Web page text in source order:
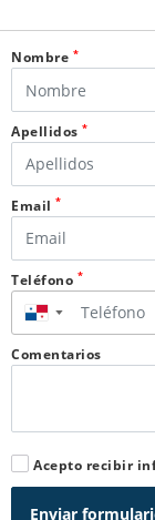
Nombre *
Apellidos *
Email *
Teléfono *
▼
Comentarios
Acepto recibir
Enviar